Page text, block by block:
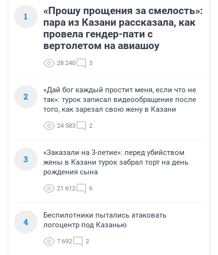
1
«Прошу прощения за смелость»:
пара из Казани рассказала, как
провела гендер-пати с
вертолетом на авиашоу
28 240 3
2
«Дай бог каждый простит меня, если что не
так»: турок записал видеообращение после
того, как зарезал свою жену в Казани
24 583 2
3
«Заказали на 3-летие»: перед убийством
жены в Казани турок забрал торт на день
рождения сына
21 612 6
4
Беспилотники пытались атаковать
логоцентр под Казанью
7 692 2